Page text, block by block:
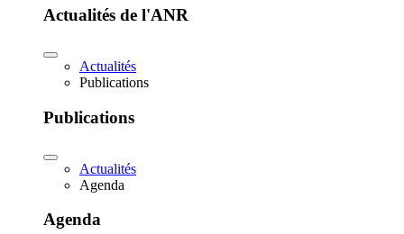
Actualités de l'ANR
Actualités
Publications
Publications
Actualités
Agenda
Agenda